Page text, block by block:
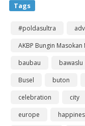
Tags
#poldasultra
AKBP Bungin Masokan
baubau
bawaslu
Busel
buton
celebration
city
europe